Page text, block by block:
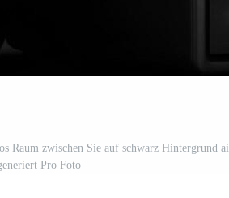
Raum zwischen Sie auf schwarz Hintergrund ai
Pro Foto